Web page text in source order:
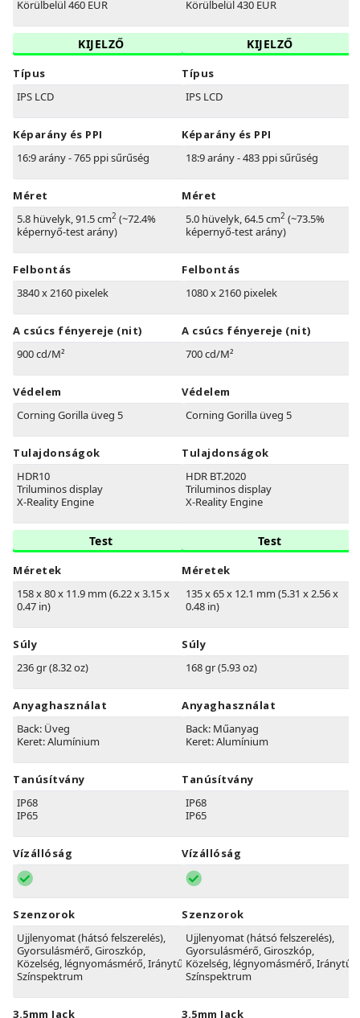
Körülbelül 460 EUR
KIJELZŐ
Típus
IPS LCD
Képarány és PPI
16:9 arány - 765 ppi sűrűség
Méret
5.8 hüvelyk, 91.5 cm2 (~72.4%
képernyő-test arány)
Felbontás
3840 x 2160 pixelek
A csúcs fényereje (nit)
900 cd/M²
Védelem
Corning Gorilla üveg 5
Tulajdonságok
HDR10
Triluminos display
X-Reality Engine
Test
Méretek
158 x 80 x 11.9 mm (6.22 x 3.15 x
0.47 in)
Súly
236 gr (8.32 oz)
Anyaghasználat
Back: Üveg
Keret: Alumínium
Tanúsítvány
IP68
IP65
Vízállóság
Szenzorok
Ujjlenyomat (hátsó felszerelés),
Gyorsulásmérő, Giroszkóp,
Közelség, légnyomásmérő, Iránytű,
Színspektrum
3.5mm Jack
Körülbelül 430 EUR
KIJELZŐ
Típus
IPS LCD
Képarány és PPI
18:9 arány - 483 ppi sűrűség
Méret
5.0 hüvelyk, 64.5 cm2 (~73.5%
képernyő-test arány)
Felbontás
1080 x 2160 pixelek
A csúcs fényereje (nit)
700 cd/M²
Védelem
Corning Gorilla üveg 5
Tulajdonságok
HDR BT.2020
Triluminos display
X-Reality Engine
Test
Méretek
135 x 65 x 12.1 mm (5.31 x 2.56 x
0.48 in)
Súly
168 gr (5.93 oz)
Anyaghasználat
Back: Műanyag
Keret: Alumínium
Tanúsítvány
IP68
IP65
Vízállóság
Szenzorok
Ujjlenyomat (hátsó felszerelés),
Gyorsulásmérő, Giroszkóp,
Közelség, légnyomásmérő, Iránytű,
Színspektrum
3.5mm Jack